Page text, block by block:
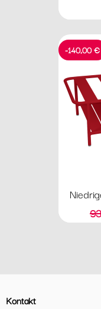
-140,00 €
Kontakt